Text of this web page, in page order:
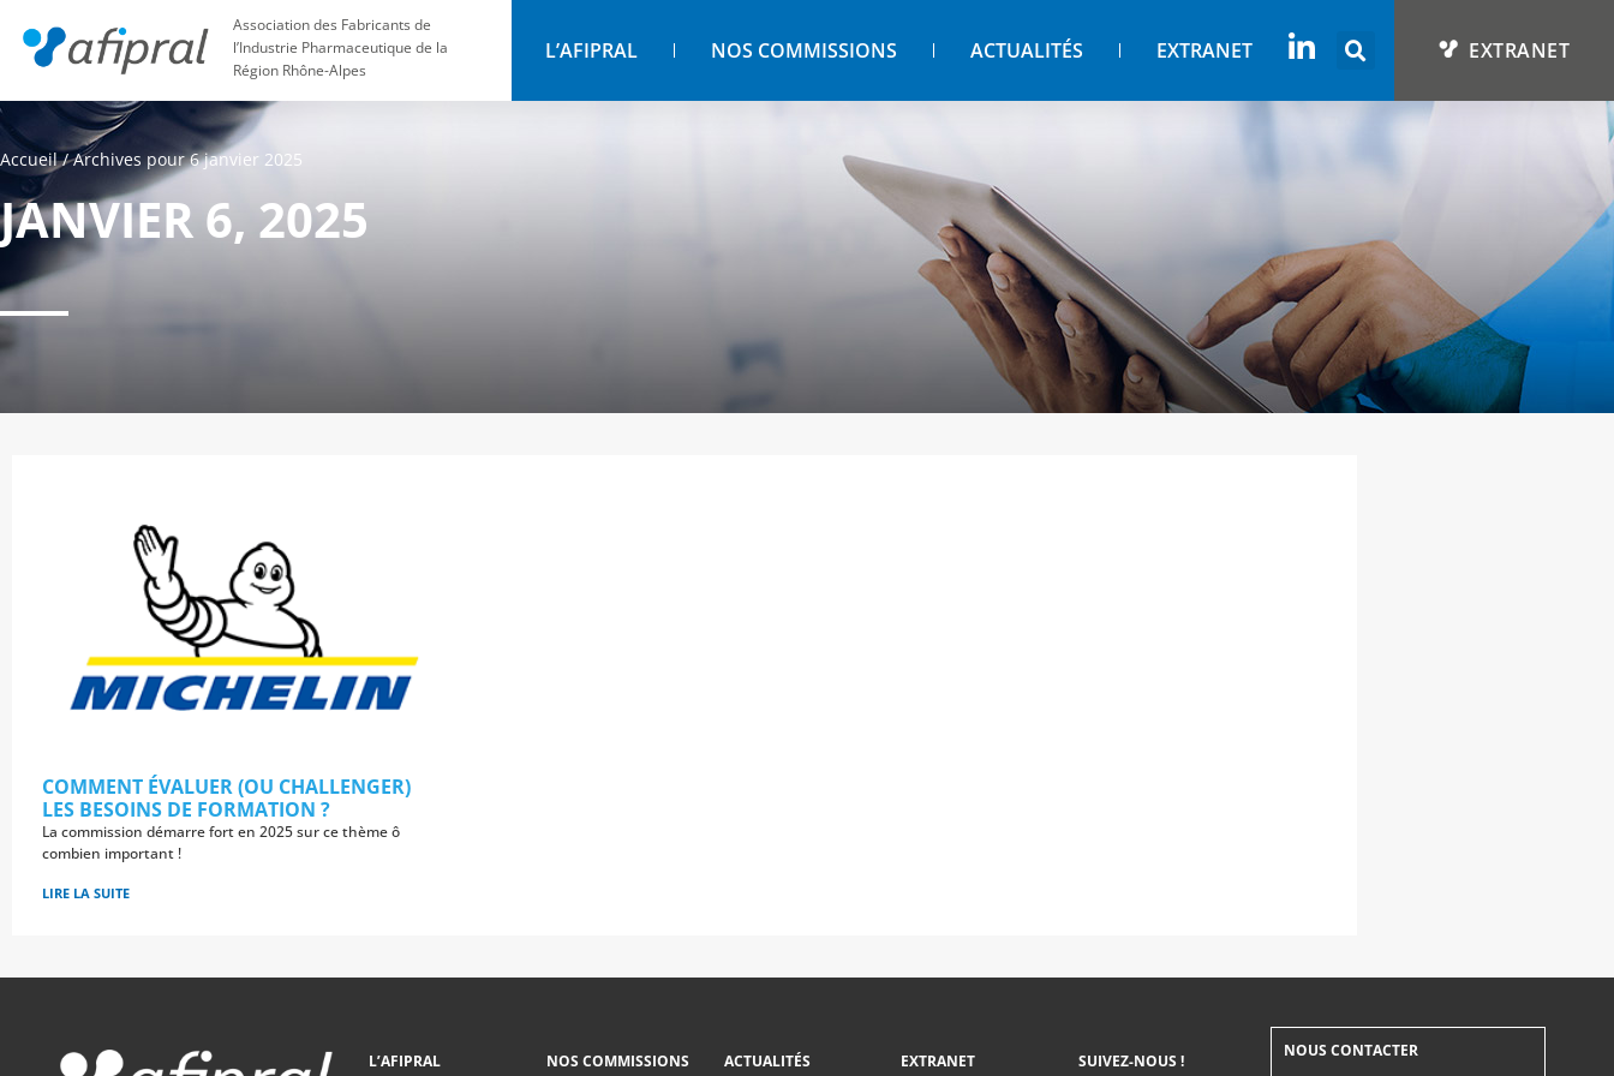
Association des Fabricants de
l’Industrie Pharmaceutique de la
Région Rhône-Alpes
L’AFIPRAL NOS COMMISSIONS ACTUALITÉS EXTRANET EXTRANET
Accueil/Archives pour 6 janvier 2025
JANVIER 6, 2025
COMMENT ÉVALUER (OU CHALLENGER)
LES BESOINS DE FORMATION ?
La commission démarre fort en 2025 sur ce thème ô
combien important !
LIRE LA SUITE
L’AFIPRAL NOS COMMISSIONS ACTUALITÉS EXTRANET SUIVEZ-NOUS !
NOUS CONTACTER